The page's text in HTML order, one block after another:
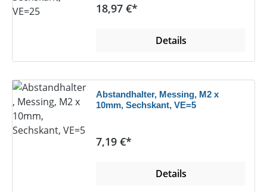
Regulärer Preis:
18,97 €*
Details
Abstandhalter, Messing, M2 x
10mm, Sechskant, VE=5
Regulärer Preis:
7,19 €*
Details